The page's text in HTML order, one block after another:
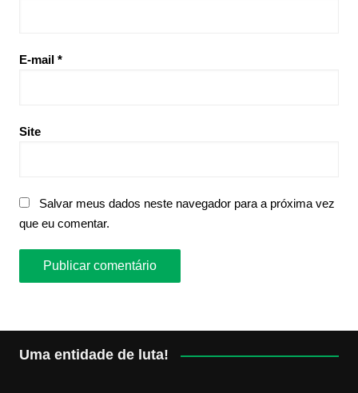
E-mail *
Site
Salvar meus dados neste navegador para a próxima vez
que eu comentar.
Uma entidade de luta!